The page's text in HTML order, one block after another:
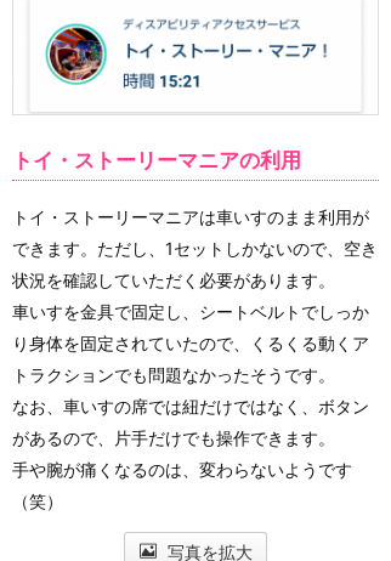
トイ・ストーリーマニアの利用
トイ・ストーリーマニアは車いすのまま利用が
できます。ただし、1セットしかないので、空き
状況を確認していただく必要があります。
車いすを金具で固定し、シートベルトでしっか
り身体を固定されていたので、くるくる動くア
トラクションでも問題なかったそうです。
なお、車いすの席では紐だけではなく、ボタン
があるので、片手だけでも操作できます。
手や腕が痛くなるのは、変わらないようです
（笑）
写真を拡大